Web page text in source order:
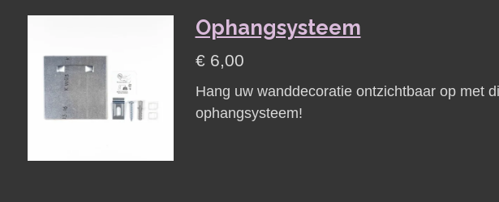
Ophangsysteem
€ 6,00
Hang uw wanddecoratie ontzichtbaar op met
ophangsysteem!